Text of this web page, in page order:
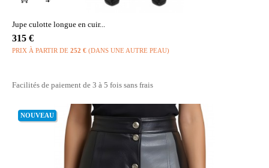
Jupe culotte longue en cuir...
Prix
315 €
PRIX À PARTIR DE 252 € (DANS UNE AUTRE PEAU)
Facilités de paiement de 3 à 5 fois sans frais
NOUVEAU